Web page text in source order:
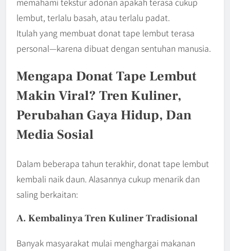
lembut, terlalu basah, atau terlalu padat.
Itulah yang membuat donat tape lembut terasa
personal—karena dibuat dengan sentuhan manusia.
Mengapa Donat Tape Lembut
Makin Viral? Tren Kuliner,
Perubahan Gaya Hidup, Dan
Media Sosial
Dalam beberapa tahun terakhir, donat tape lembut
kembali naik daun. Alasannya cukup menarik dan
saling berkaitan:
A. Kembalinya Tren Kuliner Tradisional
Banyak masyarakat mulai menghargai makanan